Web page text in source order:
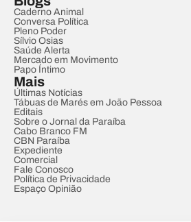
Caderno Animal
Conversa Política
Pleno Poder
Sílvio Osias
Saúde Alerta
Mercado em Movimento
Papo Íntimo
Mais
Últimas Notícias
Tábuas de Marés em João Pessoa
Editais
Sobre o Jornal da Paraíba
Cabo Branco FM
CBN Paraíba
Expediente
Comercial
Fale Conosco
Política de Privacidade
Espaço Opinião